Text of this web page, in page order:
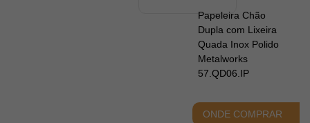
Papeleira Chão
Dupla com Lixeira
Quada Inox Polido
Metalworks
57.QD06.IP
ONDE COMPRAR